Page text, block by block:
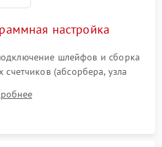
настройка
шлейфов и сборка
счетчиков (абсорбера, узла
прошивки и программная
позиционирования сканера.